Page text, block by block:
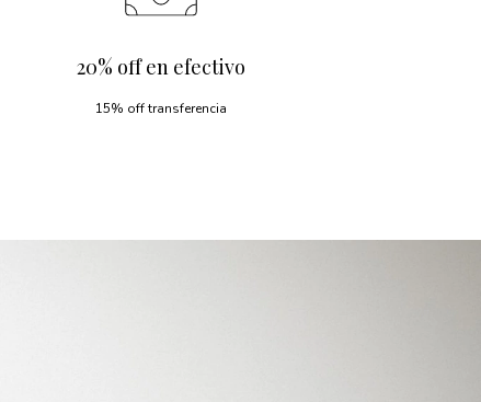
20% off en efectivo
15% off transferencia